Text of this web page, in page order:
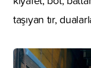
taşıyan tır,